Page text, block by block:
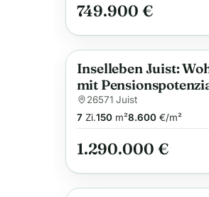
749.900 €
Anzeige
Inselleben Juist:
mit
26571 Juist
7Zi.150m²8.600€/m²
1.290.000 €